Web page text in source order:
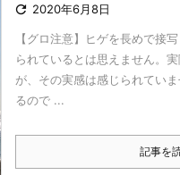
 2020年6月8日
【グロ注意】ヒゲを長めで接
られているとは思えません。
が、その実感は感じられてい
るので ...
記事を